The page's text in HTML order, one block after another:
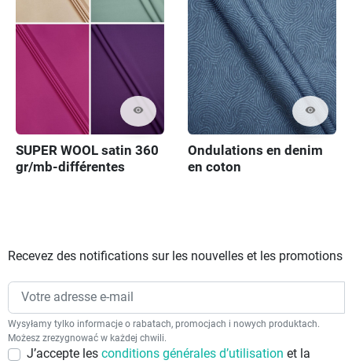
visibility
SUPER WOOL satin 360
gr/mb-différentes
visibility
Ondulations en denim
en coton
Recevez des notifications sur les nouvelles et les promotions
Wysyłamy tylko informacje o rabatach, promocjach i nowych produktach.
Możesz zrezygnować w każdej chwili.
J’accepte les conditions générales d’utilisation et la